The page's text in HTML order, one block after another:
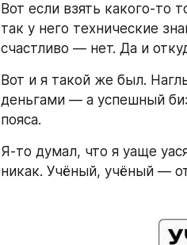
Вот если взять какого-то
так у него технические
счастливо — нет. Да и
Вот и я такой же был.
деньгами — а успешный
пояса.
Я-то думал, что я уаще
никак. Учёный, учёный —